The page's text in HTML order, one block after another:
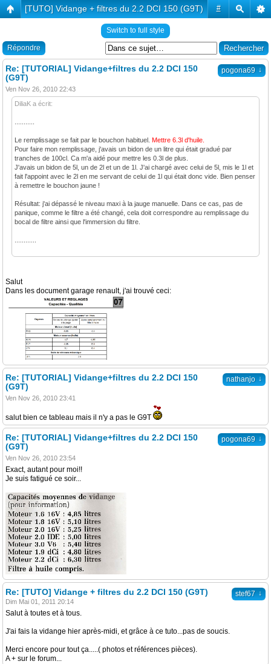
#
[TUTO] Vidange + filtres du 2.2 DCI 150 (G9T)
Switch to full style
Répondre
pogona69 ↓
Re: [TUTORIAL] Vidange+filtres du 2.2 DCI 150
(G9T)
Ven Nov 26, 2010 22:43
DiliaK a écrit:
Le remplissage se fait par le bouchon habituel. Mettre 6.3l d'huile.
Pour faire mon remplissage, j'avais un bidon de un litre qui était gradué par
tranches de 100cl. Ca m'a aidé pour mettre les 0.3l de plus.
J'avais un bidon de 5l, un de 2l et un de 1l. J'ai chargé avec celui de 5l, mis le 1l et
fait l'appoint avec le 2l en me servant de celui de 1l qui était donc vide. Bien penser
à remettre le bouchon jaune !
Résultat: j'ai dépassé le niveau maxi à la jauge manuelle. Dans ce cas, pas de
panique, comme le filtre a été changé, cela doit correspondre au remplissage du
bocal de filtre ainsi que l'immersion du filtre.
Salut
Dans les document garage renault, j'ai trouvé ceci:
nathanjo ↓
Re: [TUTORIAL] Vidange+filtres du 2.2 DCI 150
(G9T)
Ven Nov 26, 2010 23:41
salut bien ce tableau mais il n'y a pas le G9T
pogona69 ↓
Re: [TUTORIAL] Vidange+filtres du 2.2 DCI 150
(G9T)
Ven Nov 26, 2010 23:54
Exact, autant pour moi!!
Je suis fatigué ce soir...
stef67 ↓
Re: [TUTO] Vidange + filtres du 2.2 DCI 150 (G9T)
Dim Mai 01, 2011 20:14
Salut à toutes et à tous.
J'ai fais la vidange hier après-midi, et grâce à ce tuto...pas de soucis.
Merci encore pour tout ça.....( photos et références pièces).
A + sur le forum...